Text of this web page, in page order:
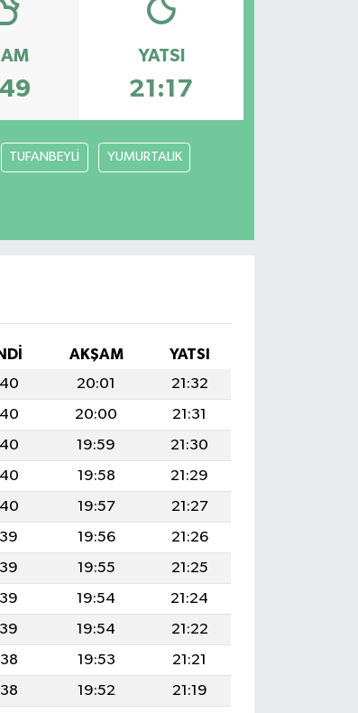
YATSI
21:17
TUFANBEYLİ YUMURTALIK
AKŞAM
YATSI
20:01
21:32
20:00
21:31
19:59
21:30
19:58
21:29
19:57
21:27
19:56
21:26
19:55
21:25
19:54
21:24
19:54
21:22
19:53
21:21
19:52
21:19